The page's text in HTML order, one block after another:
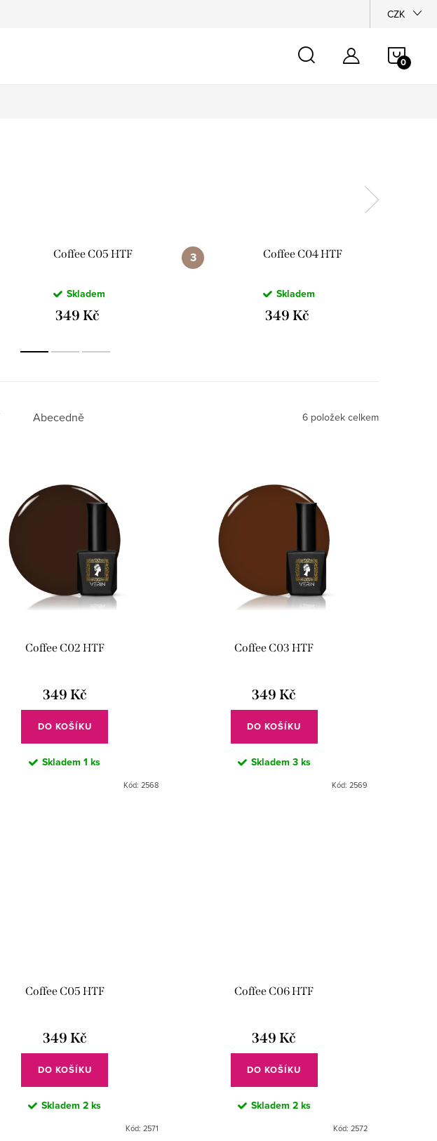
CZK
Coffee C05 HTF
Skladem
349 Kč
Coffee C04 HTF
Skladem
349 Kč
Abecedně 6 položek celkem
Coffee C02 HTF
349 Kč
DO KOŠÍKU
Skladem1 ks
Kód: 2568
Coffee C03 HTF
349 Kč
DO KOŠÍKU
Skladem 3 ks
Kód: 2569
Coffee C05 HTF
349 Kč
DO KOŠÍKU
Skladem2 ks
Kód: 2571
Coffee C06 HTF
349 Kč
DO KOŠÍKU
Skladem 2 ks
Kód: 2572